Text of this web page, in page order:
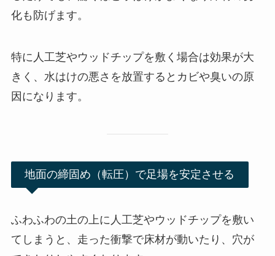
化も防げます。
特に人工芝やウッドチップを敷く場合は効果が大
きく、水はけの悪さを放置するとカビや臭いの原
因になります。
地面の締固め（転圧）で足場を安定させる
ふわふわの土の上に人工芝やウッドチップを敷い
てしまうと、走った衝撃で床材が動いたり、穴が